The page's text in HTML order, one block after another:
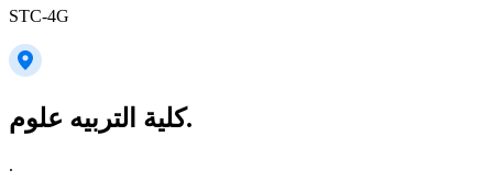
STC-4G
كلية التربيه علوم.
.